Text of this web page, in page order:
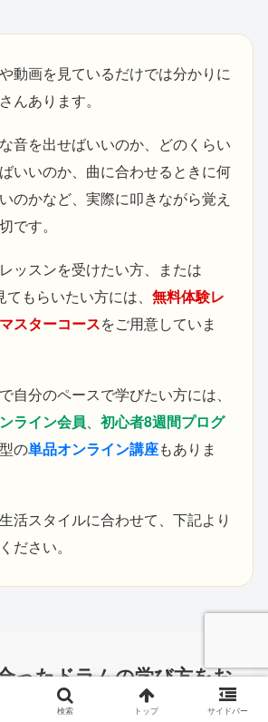
動画を見ているだけでは分かりに
んあります。
音を出せばいいのか、どのくらい
いいのか、曲に合わせるときに何
のかなど、実際に叩きながら覚え
です。
ッスンを受けたい方、または
もらいたい方には、 無料体験レ
スターコースをご用意していま
自分のペースで学びたい方には、
ライン会員
初心者8週間プログ
の単品オンライン講座もありま
活スタイルに合わせて、下記より
ださい。
ったドラムの学び方をお
選びください／
検索 トップ サイドバー